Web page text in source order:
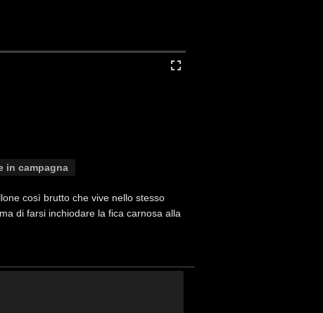
in campagna
così brutto che vive nello stesso
di farsi inchiodare la fica carnosa alla